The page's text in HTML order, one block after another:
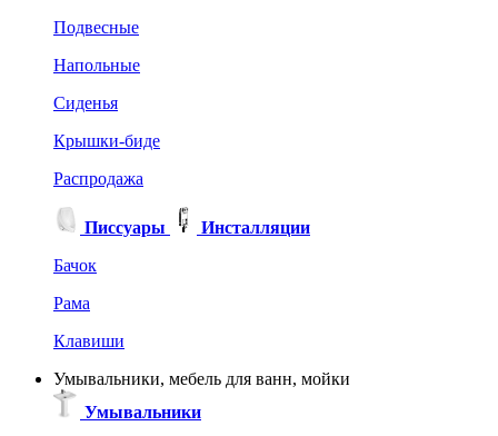
Подвесные
Напольные
Сиденья
Крышки-биде
Распродажа
Писсуары
Инсталляции
Бачок
Рама
Клавиши
Умывальники, мебель для ванн, мойки
Умывальники